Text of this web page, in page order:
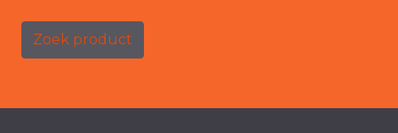
Zoek product